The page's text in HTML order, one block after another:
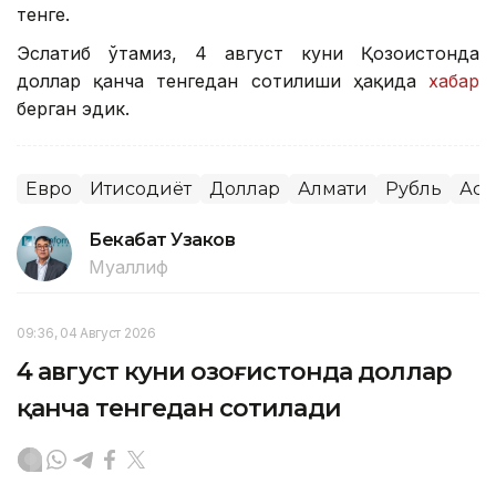
тенге.
Эслатиб ўтамиз, 4 август куни Қозоғистонда
доллар қанча тенгедан сотилиши ҳақида хабар
берган эдик.
Евро Иқтисодиёт Доллар Алмати Рубль
Бекабат Узаков
Муаллиф
09:36, 04 Август 2026
4 август куни Қозоғистонда доллар
қанча тенгедан сотилади